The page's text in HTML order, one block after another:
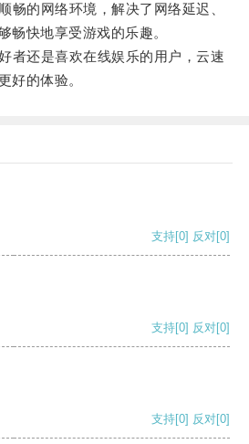
的网络环境，解决了网络延迟、
畅快地享受游戏的乐趣。
还是喜欢在线娱乐的用户，云速
好的体验。
支持[0] 反对[0]
支持[0] 反对[0]
支持[0] 反对[0]